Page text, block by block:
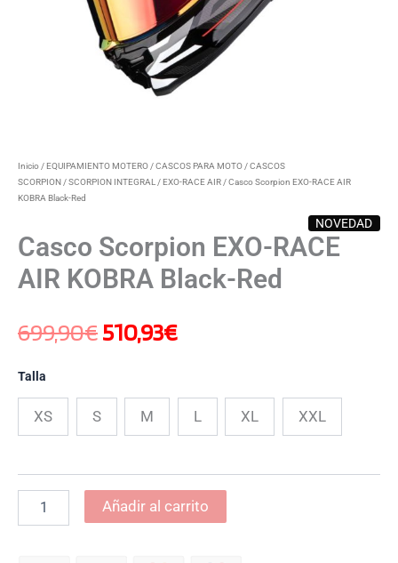
Inicio /EQUIPAMIENTO MOTERO /CASCOS PARA MOTO /CASCOS
SCORPION /SCORPION INTEGRAL /EXO-RACE AIR / Casco Scorpion EXO-RACE AIR
KOBRA Black-Red
NOVEDAD
Casco Scorpion EXO-RACE
AIR KOBRA Black-Red
699,90€510,93€
Talla
XS S M L XL XXL
Añadir al carrito